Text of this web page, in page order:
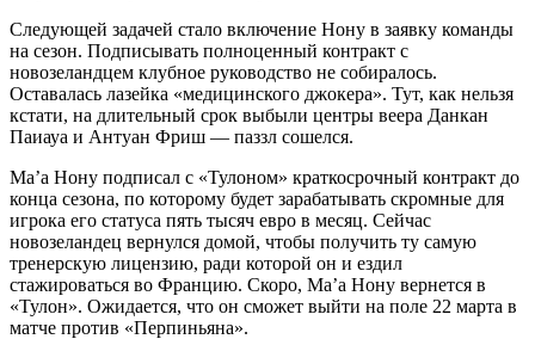
Следующей задачей стало включение Нону в заявку команды
на сезон. Подписывать полноценный контракт с
новозеландцем клубное руководство не собиралось.
Оставалась лазейка «медицинского джокера». Тут, как нельзя
кстати, на длительный срок выбыли центры веера Данкан
Паиауа и Антуан Фриш — паззл сошелся.
Ма’а Нону подписал с «Тулоном» краткосрочный контракт до
конца сезона, по которому будет зарабатывать скромные для
игрока его статуса пять тысяч евро в месяц. Сейчас
новозеландец вернулся домой, чтобы получить ту самую
тренерскую лицензию, ради которой он и ездил
стажироваться во Францию. Скоро, Ма’а Нону вернется в
«Тулон». Ожидается, что он сможет выйти на поле 22 марта в
матче против «Перпиньяна».